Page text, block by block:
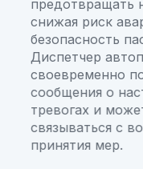
оперативно
аварии.
удаленно
моментом ДТП с
онлайн-
минимизирует
ценной
случае ДТП
оценить